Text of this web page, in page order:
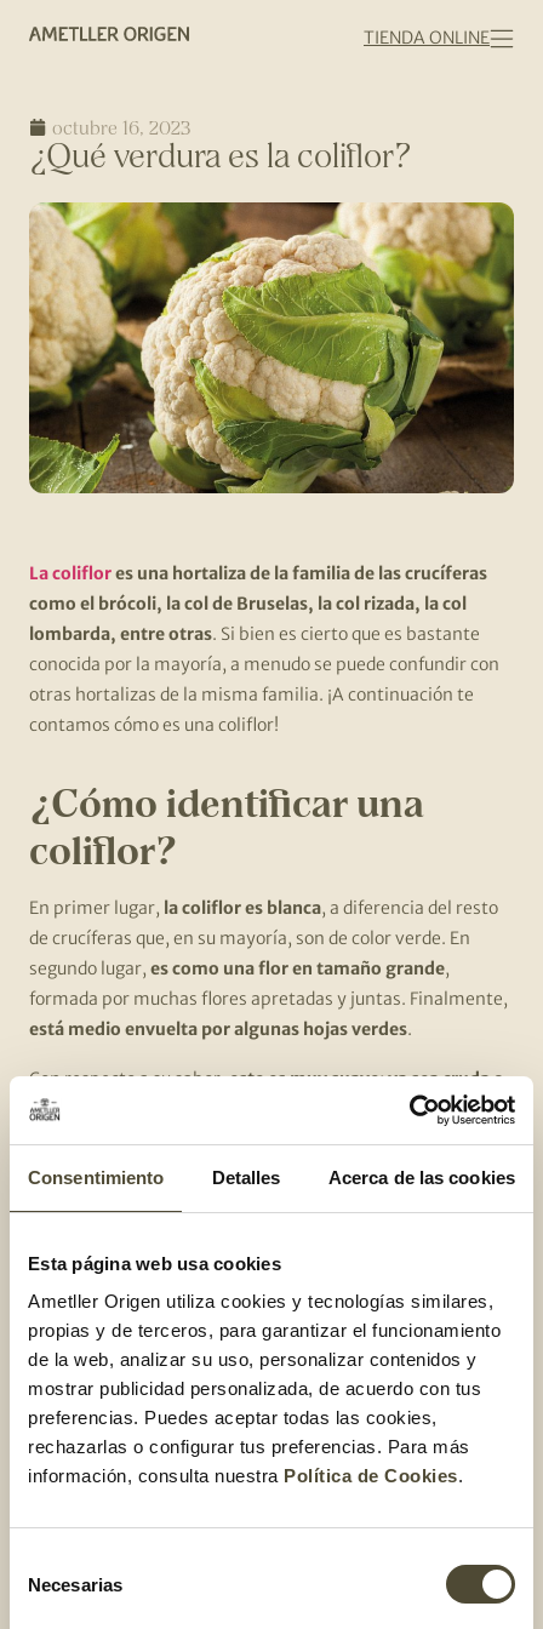
Consentimiento Detalles Acerca de las cookies
Esta página web usa cookies
Ametller Origen utiliza cookies y tecnologías similares,
propias y de terceros, para garantizar el funcionamiento
de la web, analizar su uso, personalizar contenidos y
mostrar publicidad personalizada, de acuerdo con tus
preferencias. Puedes aceptar todas las cookies,
rechazarlas o configurar tus preferencias. Para más
información, consulta nuestra Política de Cookies.
Necesarias
TIENDA ONLINE
octubre 16, 2023
¿Qué verdura es la coliflor?
La coliflores una hortaliza de la familia de las crucíferas
como el brócoli, la col de Bruselas, la col rizada, la col
lombarda, entre otras. Si bien es cierto que es bastante
conocida por la mayoría, a menudo se puede confundir con
otras hortalizas de la misma familia. ¡A continuación te
contamos cómo es una coliflor!
¿Cómo identificar una
coliflor?
En primer lugar, la coliflor es blanca, a diferencia del resto
de crucíferas que, en su mayoría, son de color verde. En
segundo lugar, es como una flor en tamaño grande,
formada por muchas flores apretadas y juntas. Finalmente,
está medio envuelta por algunas hojas verdes.
Con respecto a su sabor,este es muy suave; ya sea cruda o
cocida
la coliflor es
de textura crujiente, en cambio, cocida es blandita.
5 beneficios de tomar
coliflor
En general,todas las verduras crucíferasson súper
saludables
. En el caso de la coliflor destaca por:
Baja en calorías:tienen un contenido energético bajo
Vitamina C:la mayoría de las coles aportan alrededor
de 100 mg por cada 100 g de esta vitamina
Vitamina B
Vitamina clave en la prevención de